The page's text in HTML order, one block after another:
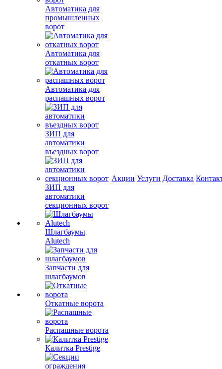
Автоматика для
промышленных
ворот
Автоматика для
откатных ворот
Автоматика для
распашных ворот
ЗИП для
автоматики
въездных ворот
ЗИП для
автоматики
секционных ворот
Шлагбаумы
Alutech
Запчасти для
шлагбаумов
Откатные ворота
Распашные ворота
Калитка Prestige
Акции Услуги Доставка